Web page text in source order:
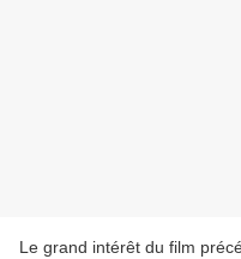
Le grand intérêt du film